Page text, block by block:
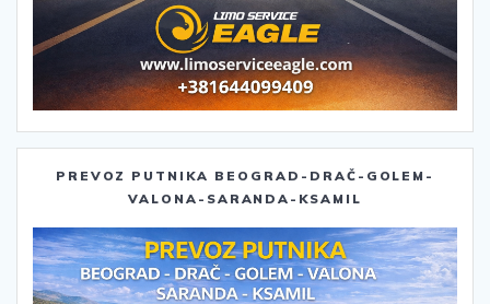
PREVOZ PUTNIKA BEOGRAD-DRAČ-GOLEM-
VALONA-SARANDA-KSAMIL